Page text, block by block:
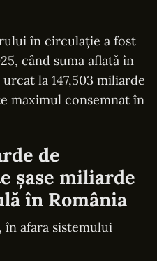
în circulație a fost
când suma aflată în
la 147,503 miliarde
maximul consemnat în
de
șase miliarde
în România
afara sistemului